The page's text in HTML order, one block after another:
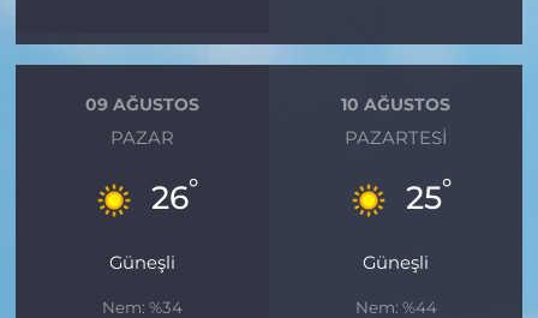
09 AĞUSTOS
PAZAR
26°
Güneşli
Nem: %34
10 AĞUSTOS
PAZARTESI
25°
Güneşli
Nem: %44